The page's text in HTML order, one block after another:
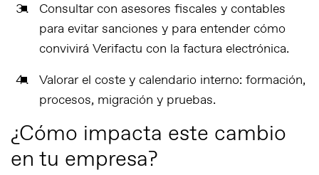
Consultar con asesores fiscales y contables
para evitar sanciones y para entender cómo
convivirá Verifactu con la factura electrónica.
Valorar el coste y calendario interno: formación,
procesos, migración y pruebas.
¿Cómo impacta este cambio
en tu empresa?